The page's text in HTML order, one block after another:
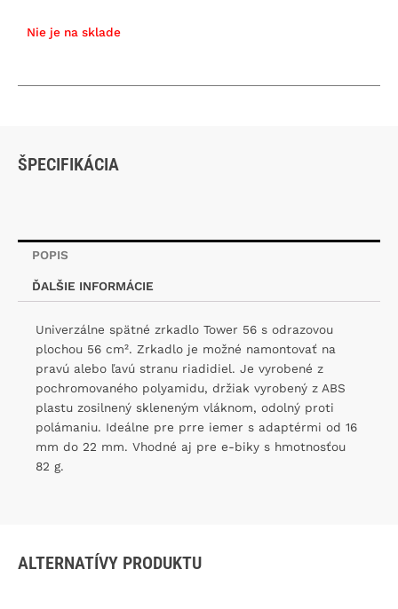
Nie je na sklade
ŠPECIFIKÁCIA
POPIS
ĎALŠIE INFORMÁCIE
Univerzálne spätné zrkadlo Tower 56 s odrazovou
plochou 56 cm². Zrkadlo je možné namontovať na
pravú alebo ľavú stranu riadidiel. Je vyrobené z
pochromovaného polyamidu, držiak vyrobený z ABS
plastu zosilnený skleneným vláknom, odolný proti
polámaniu. Ideálne pre prre iemer s adaptérmi od 16
mm do 22 mm. Vhodné aj pre e-biky s hmotnosťou
82 g.
ALTERNATÍVY PRODUKTU